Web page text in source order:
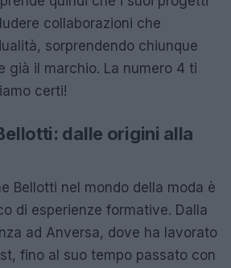
collaborazioni che
sorprendendo chiunque
già il marchio. La numero 4 ti
certi!
dalle origini alla
Bellotti nel mondo della moda è
di esperienze formative. Dalla
ad Anversa, dove ha lavorato
fino al suo tempo passato con